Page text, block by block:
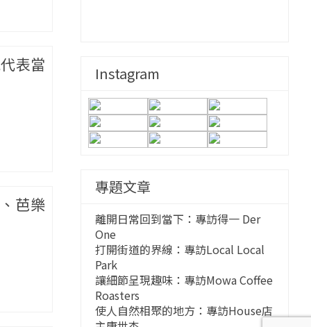
表當
芭樂
Instagram
專題文章
離開日常回到當下：專訪得一 Der
One
打開街道的界線：專訪Local Local
Park
讓細節呈現趣味：專訪Mowa Coffee
Roasters
使人自然相聚的地方：專訪House店